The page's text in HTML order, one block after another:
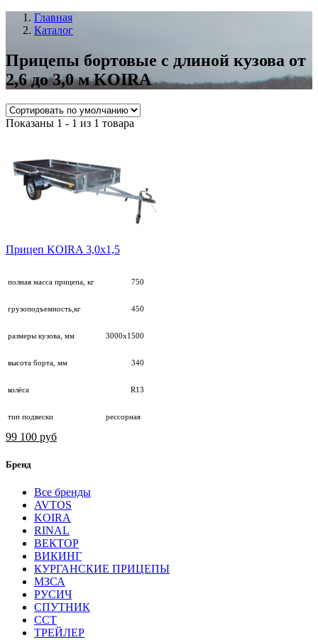
Главная
Каталог
Прицепы бортовые с длиной кузова от
2,6 до 3,0 м KOIRA
Показаны 1 - 1 из 1 товара
Прицеп KOIRA 3,0х1,5
полная масса прицепа, кг 750
грузоподъемность,кг 450
размеры кузова, мм 3000х1500
высота борта, мм 340
колёса R13
тип подвески рессорная
99 100 руб
Бренд
Все бренды
AVTOS
KOIRA
RINAL
ВЕКТОР
ВИКИНГ
КУРГАНСКИЕ ПРИЦЕПЫ
МЗСА
РУСИЧ
СПУТНИК
ССТ
ТРЕЙЛЕР